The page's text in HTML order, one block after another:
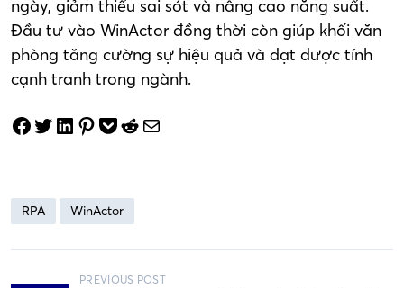
ngày, giảm thiểu sai sót và nâng cao năng suất.
Đầu tư vào WinActor đồng thời còn giúp khối văn
phòng tăng cường sự hiệu quả và đạt được tính
cạnh tranh trong ngành.
Share on Facebook Tweet on Twitter Share on LinkedIn Pin on Pinterest Save to pocket Share on Reddit Share via Email
RPA WinActor
PREVIOUS POST